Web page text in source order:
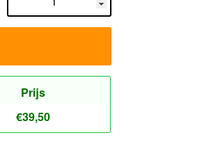
Prijs
€39,50